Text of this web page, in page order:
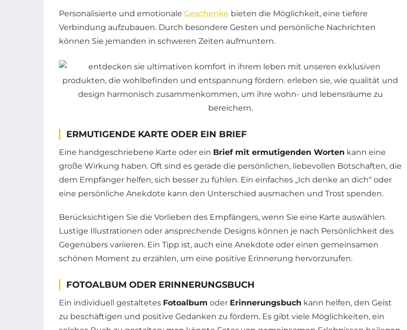
Personalisierte und emotionale Geschenke bieten die Möglichkeit, eine tiefere
Verbindung aufzubauen. Durch besondere Gesten und persönliche Nachrichten
können Sie jemanden in schweren Zeiten aufmuntern.
ERMUTIGENDE KARTE ODER EIN BRIEF
Eine handgeschriebene Karte oder ein Brief mit ermutigenden Worten kann eine
große Wirkung haben. Oft sind es gerade die persönlichen, liebevollen Botschaften, die
dem Empfänger helfen, sich besser zu fühlen. Ein einfaches „Ich denke an dich“ oder
eine persönliche Anekdote kann den Unterschied ausmachen und Trost spenden.
Berücksichtigen Sie die Vorlieben des Empfängers, wenn Sie eine Karte auswählen.
Lustige Illustrationen oder ansprechende Designs können je nach Persönlichkeit des
Gegenübers variieren. Ein Tipp ist, auch eine Anekdote oder einen gemeinsamen
schönen Moment zu erzählen, um eine positive Erinnerung hervorzurufen.
FOTOALBUM ODER ERINNERUNGSBUCH
Ein individuell gestaltetes Fotoalbum oder Erinnerungsbuch kann helfen, den Geist
zu beschäftigen und positive Gedanken zu fördern. Es gibt viele Möglichkeiten, ein